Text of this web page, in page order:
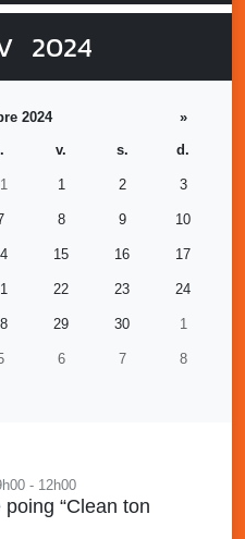
2024
2024
»
v. s. d.
1 2 3
8 9 10
15 16 17
22 23 24
29 30 1
6 7 8
- 12h00
“Clean ton